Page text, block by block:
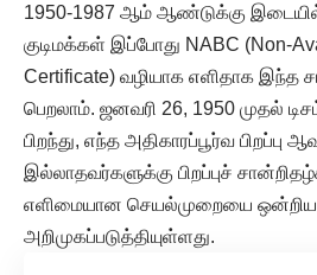
1950-1987 ஆம் ஆண்டுக்கு
குடிமக்கள் இப்போது NABC (Non-
Certificate) வழியாக எளிதாக இந்த
பெறலாம். ஜனவரி 26, 1950 முதல்
பிறந்து, எந்த அதிகாரப்பூர்வ
இல்லாதவர்களுக்கு பிறப்புச்
எளிமையான செயல்முறையை ஒன்றிய
அறிமுகப்படுத்தியுள்ளது.